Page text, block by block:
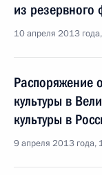
из резервного
10 апреля 2013
Распоряжение
культуры в
культуры в
9 апреля 2013 года,